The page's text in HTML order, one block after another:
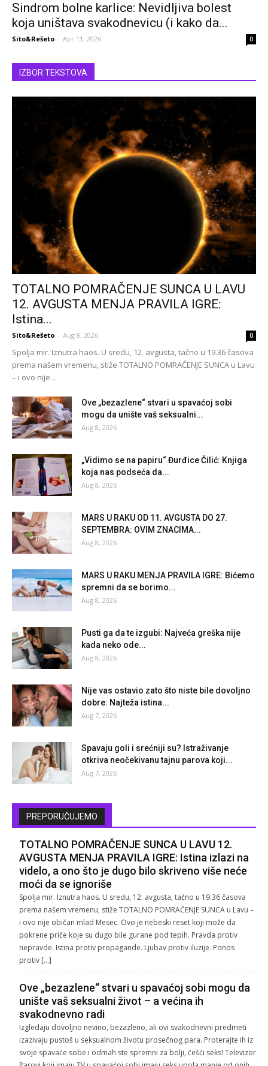
Sindrom bolne karlice: Nevidljiva bolest
koja uništava svakodnevicu (i kako da...
Sito&Rešeto - Apr 11, 2026 0
IZBOR TEKSTOVA
TOTALNO POMRAČENJE SUNCA U LAVU
12. AVGUSTA MENJA PRAVILA IGRE:
Istina...
Sito&Rešeto - Aug 8, 2026 0
Spolja mir. Iznutra haos. U sredu, 12. avgusta, tačno u 19.36 časova
prema našem vremenu, stiže TOTALNO POMRAČENJE SUNCA u Lavu
– i ovo nije...
Ove „bezazlene“ stvari u spavaćoj sobi
mogu da unište vaš seksualni...
Aug 8, 2026
„Vidimo se na papiru“ Đurđice Čilić: Knjiga
koja nas podseća da...
Aug 8, 2026
MARS U RAKU OD 11. AVGUSTA DO 27.
SEPTEMBRA: OVIM ZNACIMA...
Aug 8, 2026
MARS U RAKU MENJA PRAVILA IGRE: Bićemo
spremni da se borimo...
Aug 8, 2026
Pusti ga da te izgubi: Najveća greška nije
kada neko ode...
Aug 8, 2026
Nije vas ostavio zato što niste bile dovoljno
dobre: Najteža istina...
Aug 7, 2026
Spavaju goli i srećniji su? Istraživanje
otkriva neočekivanu tajnu parova koji...
Aug 7, 2026
PREPORUČUJEMO
TOTALNO POMRAČENJE SUNCA U LAVU 12.
AVGUSTA MENJA PRAVILA IGRE: Istina izlazi na
videlo, a ono što je dugo bilo skriveno više neće
moći da se ignoriše
Spolja mir. Iznutra haos. U sredu, 12. avgusta, tačno u 19.36 časova
prema našem vremenu, stiže TOTALNO POMRAČENJE SUNCA u Lavu –
i ovo nije običan mlad Mesec. Ovo je nebeski reset koji može da
pokrene priče koje su dugo bile gurane pod tepih. Pravda protiv
nepravde. Istina protiv propagande. Ljubav protiv iluzije. Ponos
protiv […]
Ove „bezazlene“ stvari u spavaćoj sobi mogu da
unište vaš seksualni život – a većina ih
svakodnevno radi
Izgledaju dovoljno nevino, bezazleno, ali ovi svakodnevni predmeti
izazivaju pustoš u seksualnom životu prosečnog para. Proterajte ih iz
svoje spavaće sobe i odmah ste spremni za bolji, češći seks! Televizor